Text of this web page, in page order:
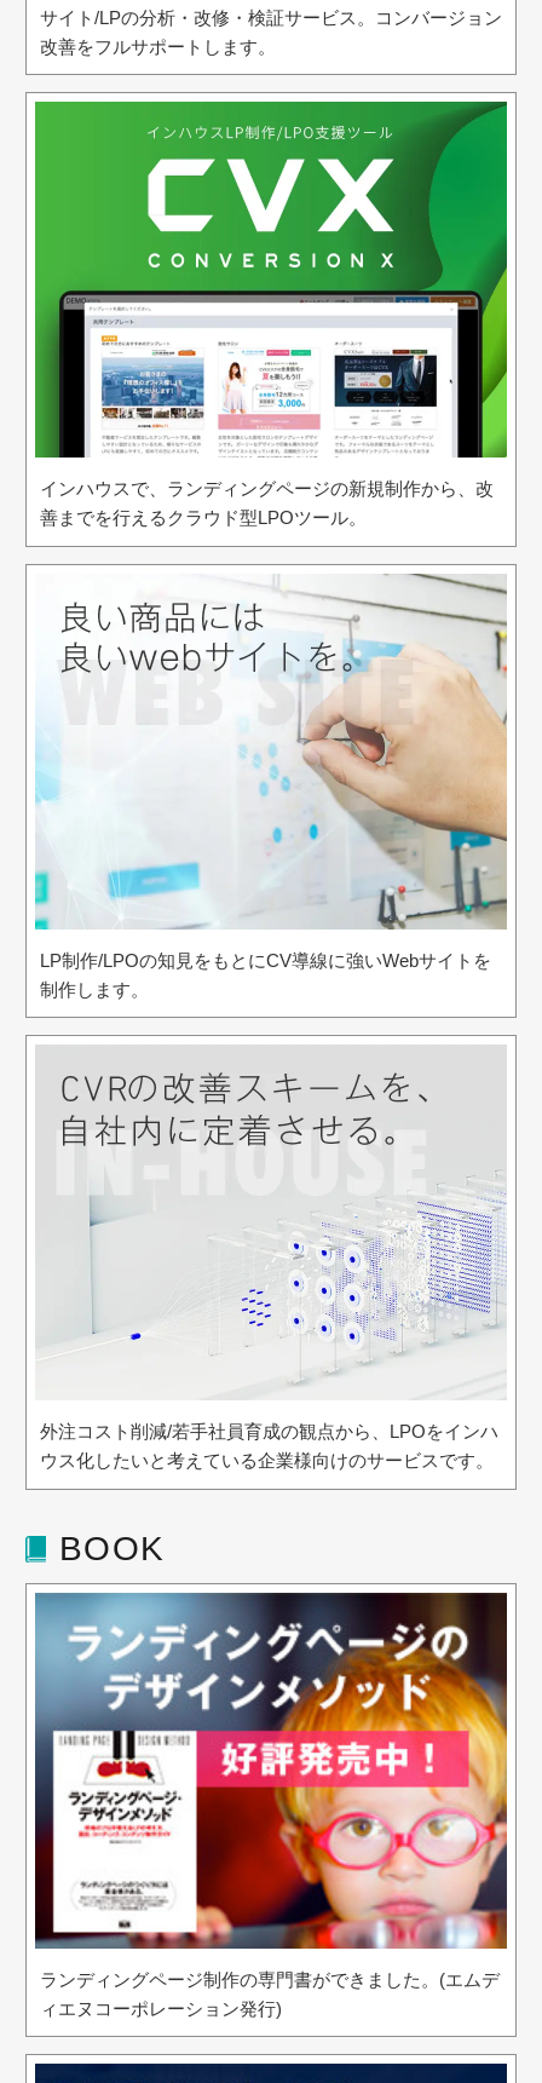
サイト/LPの分析・改修・検証サービス。コンバージョン
改善をフルサポートします。
インハウスで、ランディングページの新規制作から、改
善までを行えるクラウド型LPOツール。
LP制作/LPOの知見をもとにCV導線に強いWebサイトを
制作します。
外注コスト削減/若手社員育成の観点から、LPOをインハ
ウス化したいと考えている企業様向けのサービスです。
BOOK
ランディングページ制作の専門書ができました。(エムデ
ィエヌコーポレーション発行)